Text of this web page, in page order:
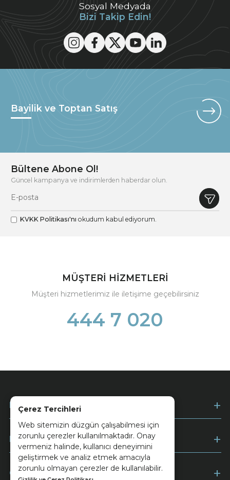
Çerez Tercihleri
Web sitemizin düzgün çalışabilmesi için
zorunlu çerezler kullanılmaktadır. Onay
vermeniz halinde, kullanıcı deneyimini
geliştirmek ve analiz etmek amacıyla
zorunlu olmayan çerezler de kullanılabilir.
Sosyal Medyada
Bizi Takip Edin!
Bayilik ve Toptan Satış
Bültene Abone Ol!
Güncel kampanya ve indirimlerden haberdar olun.
KVKK Politikası'nı okudum kabul ediyorum.
MÜŞTERİ HİZMETLERİ
Müşteri hizmetlerimiz ile iletişime geçebilirsiniz
444 7 020
Kurumsal
Müşteri Hizmetleri
Ödeme